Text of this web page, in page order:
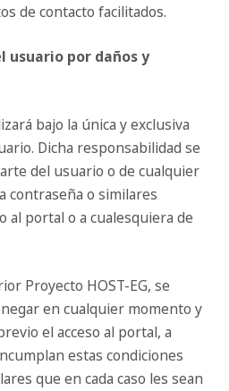
de contacto facilitados.
usuario por daños y
bajo la única y exclusiva
Dicha responsabilidad se
del usuario o de cualquier
contraseña o similares
al portal o a cualesquiera de
Proyecto HOST-EG, se
en cualquier momento y
el acceso al portal, a
estas condiciones
que en cada caso les sean